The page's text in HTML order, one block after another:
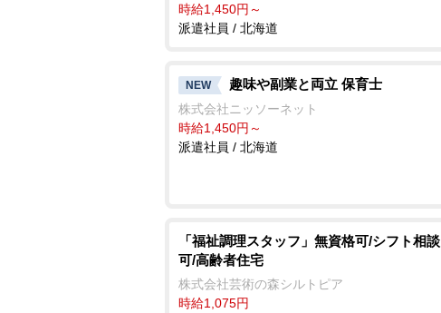
時給1,450円～
派遣社員 / 北海道
NEW 趣味や副業と両立 保育士
株式会社ニッソーネット
時給1,450円～
派遣社員 / 北海道
「福祉調理スタッフ」無資格可/シフト相談
可/高齢者住宅
株式会社芸術の森シルトピア
時給1,075円